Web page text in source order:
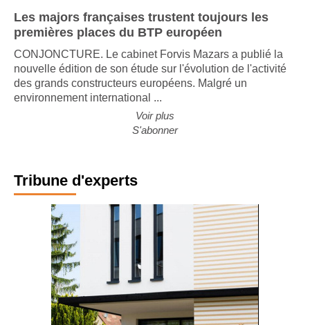
Les majors françaises trustent toujours les
premières places du BTP européen
CONJONCTURE. Le cabinet Forvis Mazars a publié la
nouvelle édition de son étude sur l'évolution de l'activité
des grands constructeurs européens. Malgré un
environnement international ...
Voir plus
S'abonner
Tribune d'experts